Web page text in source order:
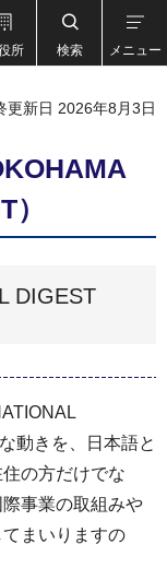
所 検索 メニュー
更新日 2026年8月3日
DIGEST
動きを、日本語と
の方だけでな
事業の取組みや
まいりますの